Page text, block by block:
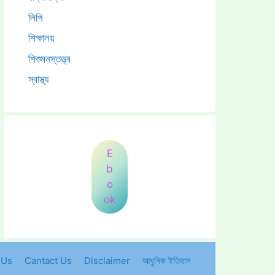
লিপি
শিক্ষালয়
শিশুমনস্তত্ত্ব
স্বাস্থ্য
E
b
o
ok
Cantact Us Disclaimer আধুনিক ইতিহাস